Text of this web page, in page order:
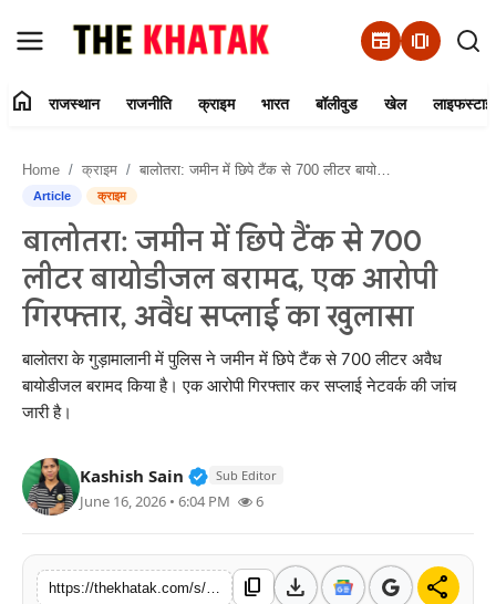
newspaper amp_stories
Contact Us
राजस्थान
राजनीति
क्राइम
भारत
बॉलीवुड
खेल
लाइफस्टाइल
home राजस्थान राजनीति क्राइम भारत बॉलीवुड खेल
Home क्राइम बालोतरा: जमीन में छिपे टैंक से 700 लीटर बायोडीजल बरामद, एक आरोपी गिरफ्तार, अवैध सप्लाई का खुलासा
Article क्राइम
बालोतरा: जमीन में छिपे टैंक से 700
लीटर बायोडीजल बरामद, एक आरोपी
गिरफ्तार, अवैध सप्लाई का खुलासा
बालोतरा के गुड़ामालानी में पुलिस ने जमीन में छिपे टैंक से 700 लीटर अवैध
बायोडीजल बरामद किया है। एक आरोपी गिरफ्तार कर सप्लाई नेटवर्क की जांच
जारी है।
Kashish Sain Verified Public Figure • 11 Jun,
Sub Editor
June 16, 2026 • 6:04 PM 6
content_copy download share